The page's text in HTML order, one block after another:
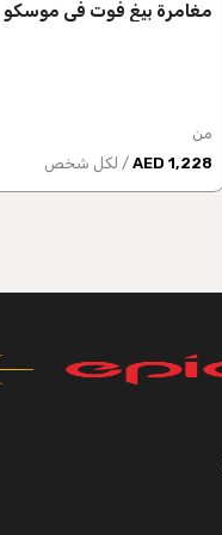
مغامرة بيغ فوت في موسكو
من
1,228 AED
/ لكل شخص